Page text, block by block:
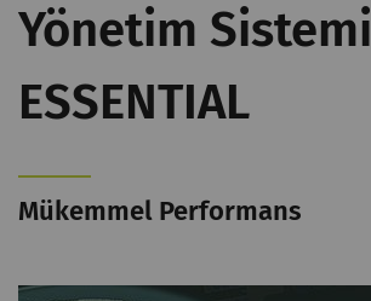
Yönetim Sistemi
ESSENTIAL
Mükemmel Performans